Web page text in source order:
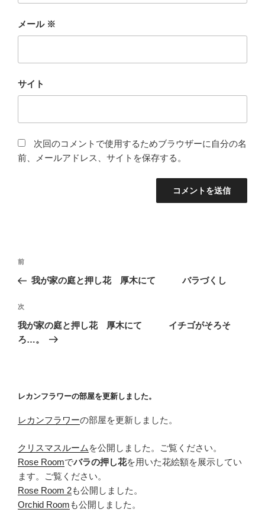
メール ※
サイト
次回のコメントで使用するためブラウザーに自分の名
前、メールアドレス、サイトを保存する。
投
ナ
ビ
ゲ
ー
前
の
稿
前
我が家の庭と押し花 厚木にて バラづくし
次
の
投
次
我が家の庭と押し花 厚木にて イチゴがそろそ
ろ…。
レカンフラワーの部屋を更新しました。
レカンフラワーの部屋を更新しました。
クリスマスルーム を公開しました。ご覧ください。
Rose Roomでバラの押し花を用いた花絵額を展示してい
ます。ご覧ください。
Rose Room 2も公開しました。
Orchid Room も公開しました。